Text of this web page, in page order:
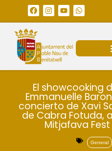
El showcooking
Emmanuelle
concierto de Xavi
de Cabra Fotuda,
Mitjafava
General